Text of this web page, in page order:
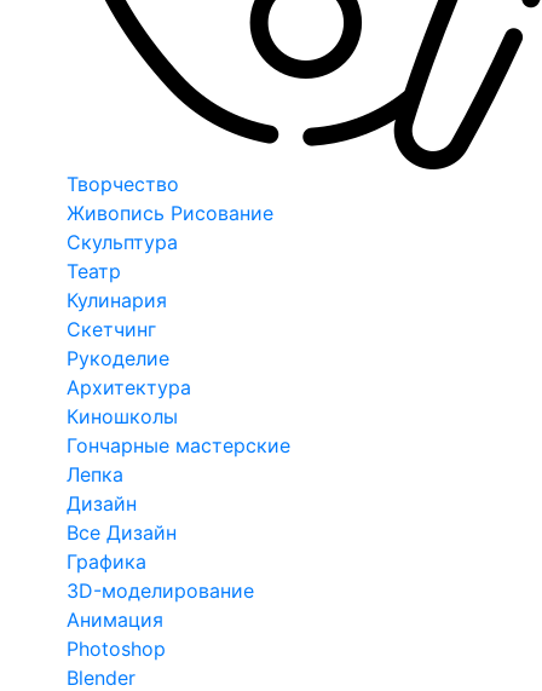
Творчество
Живопись Рисование
Скульптура
Театр
Кулинария
Скетчинг
Рукоделие
Архитектура
Киношколы
Гончарные мастерские
Лепка
Дизайн
Все Дизайн
Графика
3D-моделирование
Анимация
Photoshop
Blender